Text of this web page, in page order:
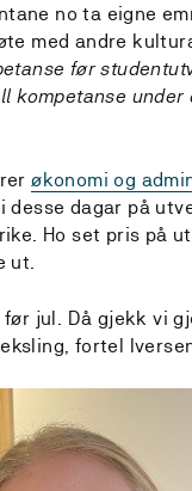
no ta eigne
med andre
før
kompetanse under
økonomi og
desse dagar på
Ho set pris på
ut.
jul. Då gjekk vi
fortel